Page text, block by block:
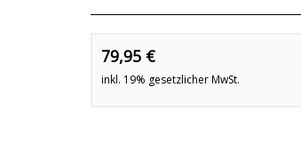
79,95 €
inkl. 19% gesetzlicher MwSt.